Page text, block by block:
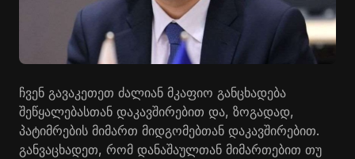
ჩვენ გავაკეთეთ ძალიან მკაფიო განცხადება
შეწყალებასთან დაკავშირებით და, ზოგადად,
პატიმრების მიმართ მიდგომებთან დაკავშირებით.
განვაცხადეთ, რომ დანაშაულთან მიმართებით თუ